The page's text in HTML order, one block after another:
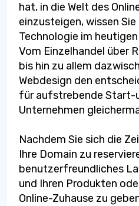
hat, in die Welt des
einzusteigen, wissen
Technologie im
Vom Einzelhandel über
bis hin zu allem
Webdesign den
für aufstrebende Start-
Unternehmen
Nachdem Sie sich die
Ihre Domain zu
benutzerfreundliches
und Ihren Produkten
Online-Zuhause zu